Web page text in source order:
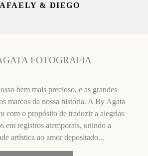
& DIEGO
FOTOGRAFIA
bem mais precioso, e as grandes
marcos da nossa história. A By Agata
com o propósito de traduzir a alegrias
em registros atemporais, unindo a
artística ao amor depositado...